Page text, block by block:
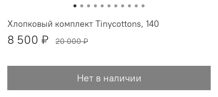
Хлопковый комплект Tinycottons, 140
8 500 ₽ 20 000 ₽
Нет в наличии